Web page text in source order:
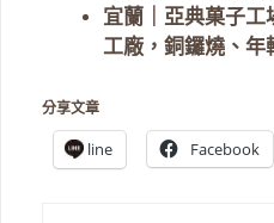
宜蘭｜亞典菓子工
工廠，銅鑼燒、年
分享文章
line Facebook